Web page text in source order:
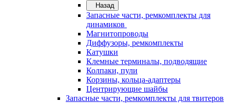
Назад
Запасные части, ремкомплекты для
динамиков
Магнитопроводы
Диффузоры, ремкомплекты
Катушки
Клемные терминалы, подводящие
Колпаки, пули
Корзины, кольца-адаптеры
Центрирующие шайбы
Запасные части, ремкомплекты для твитеров